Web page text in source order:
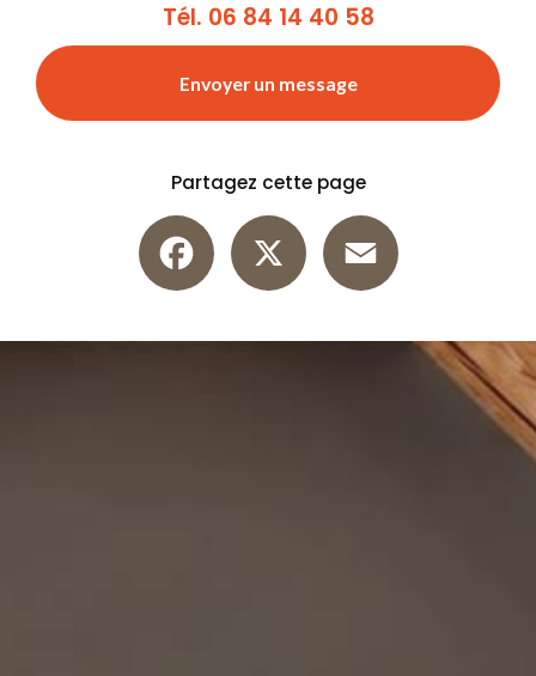
Tél. 06 84 14 40 58
Envoyer un message
Partagez cette page
Facebook